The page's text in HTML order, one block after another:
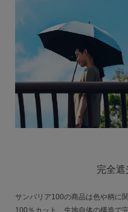
完全遮
サンバリア100の商品は色や柄に